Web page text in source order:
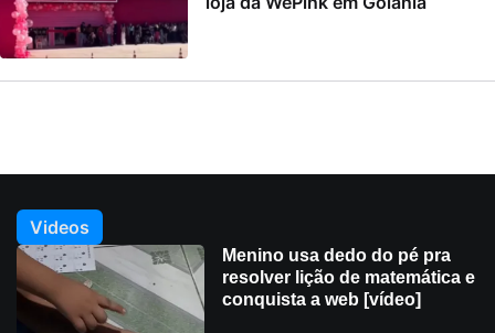
Videos
Menino usa dedo do pé pra
resolver lição de matemática e
conquista a web [vídeo]